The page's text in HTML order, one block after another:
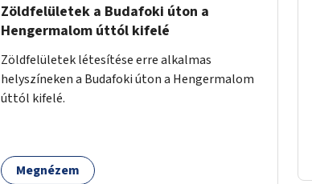
Zöldfelületek a Budafoki úton a
Hengermalom úttól kifelé
Zöldfelületek létesítése erre alkalmas
helyszíneken a Budafoki úton a Hengermalom
úttól kifelé.
Megnézem